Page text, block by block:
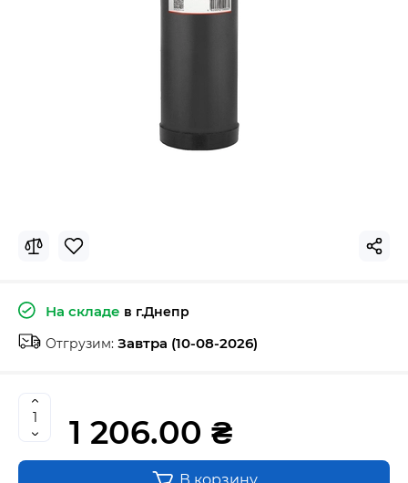
На складе в г.Днепр
Отгрузим: Завтра (10-08-2026)
1 206.00 ₴